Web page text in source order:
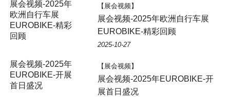
【展会视频】
展会视频-2025年欧洲自行车展
EUROBIKE-精彩回顾
2025-10-27
展会视频-2025年
EUROBIKE-开展
首日盛况
【展会视频】
展会视频-2025年EUROBIKE-开
展首日盛况